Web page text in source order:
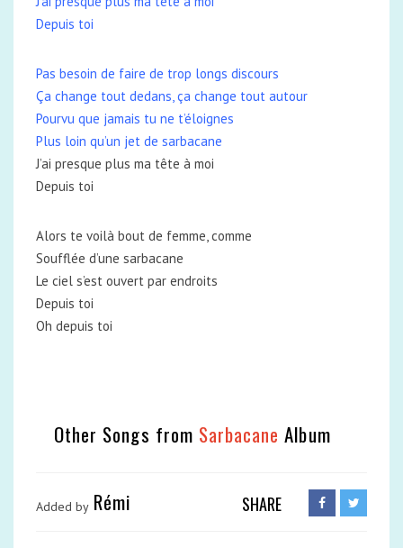
Depuis toi
Pas besoin de faire de trop longs discours
Ça change tout dedans, ça change tout autour
Pourvu que jamais tu ne t’éloignes
Plus loin qu’un jet de sarbacane
J’ai presque plus ma tête à moi
Depuis toi
Alors te voilà bout de femme, comme
Soufflée d’une sarbacane
Le ciel s’est ouvert par endroits
Depuis toi
Oh depuis toi
Other Songs from Sarbacane Album
Added by Rémi SHARE